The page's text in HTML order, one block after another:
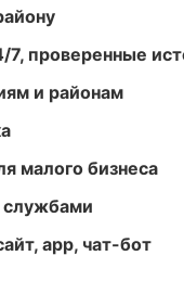
проверенные
и районам
малого бизнеса
службами
app, чат-бот